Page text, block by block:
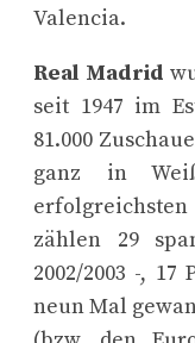
Valencia.
Real Madrid
seit 1947 im
81.000
ganz in
zählen 29
2002/2003 -,
neun Mal